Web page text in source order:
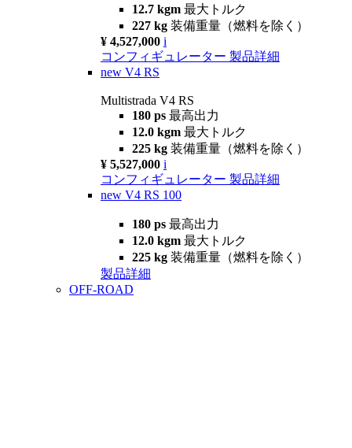
12.7 kgm 最大トルク
227 kg 装備重量（燃料を除く）
¥ 4,527,000 i
コンフィギュレーター 製品詳細
new V4 RS
Multistrada V4 RS
180 ps 最高出力
12.0 kgm 最大トルク
225 kg 装備重量（燃料を除く）
¥ 5,527,000 i
コンフィギュレーター 製品詳細
new V4 RS 100
180 ps 最高出力
12.0 kgm 最大トルク
225 kg 装備重量（燃料を除く）
製品詳細
OFF-ROAD